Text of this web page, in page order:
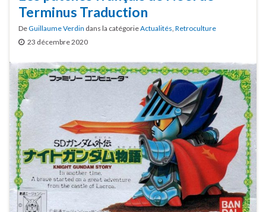
Terminus Traduction
DeGuillaume Verdin dans la catégorieActualités, Retroculture
23 décembre 2020